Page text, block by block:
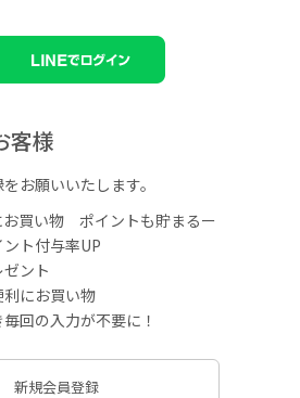
客様
お願いいたします。
お買い物 ポイントも貯まるー
ト付与率UP
ント
にお買い物
回の入力が不要に！
新規会員登録